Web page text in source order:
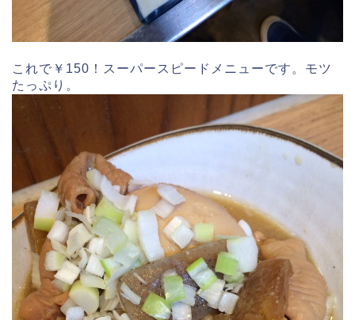
これで￥150！スーパースピードメニューです。モツ
たっぷり。